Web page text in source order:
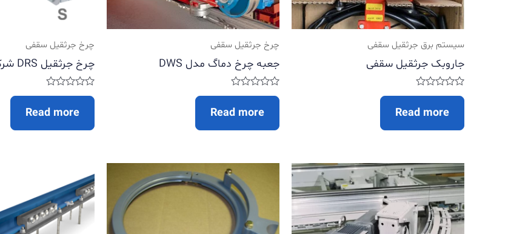
سیستم برق جرثقیل سقفی
جاروبک جرثقیل سقفی
Rated
0
5
Read more
چرخ جرثقیل سقفی
جعبه چرخ دماگ مدل DWS
Rated
0
5
Read more
چرخ جرثقیل سقفی
چرخ جرثقیل DRS شرکت دماگ
Rated
0
5
Read more